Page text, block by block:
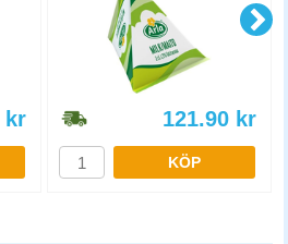
kr 121.90 kr
KÖP